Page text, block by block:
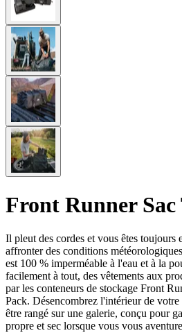
Front Runner Sac
Il pleut des cordes et vous êtes toujours
affronter des conditions
est 100 % imperméable à l'eau et à la
facilement à tout, des vêtements aux
par les conteneurs de stockage Front
Pack. Désencombrez l'intérieur de votre
être rangé sur une galerie, conçu pour
propre et sec lorsque vous vous